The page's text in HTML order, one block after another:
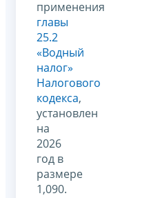
применения
главы
25.2
«Водный
налог»
Налогового
кодекса,
установлен
на
2026
год в
размере
1,090.